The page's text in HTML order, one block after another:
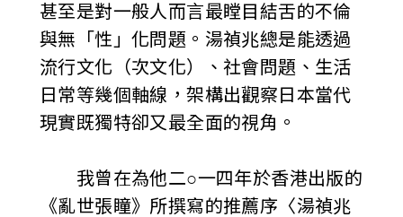
甚至是對一般人而言最瞠目結舌的不倫
與無「性」化問題。湯禎兆總是能透過
流行文化（次文化）、社會問題、生活
日常等幾個軸線，架構出觀察日本當代
現實既獨特卻又最全面的視角。
我曾在為他二○一四年於香港出版的
《亂世張瞳》所撰寫的推薦序〈湯禎兆